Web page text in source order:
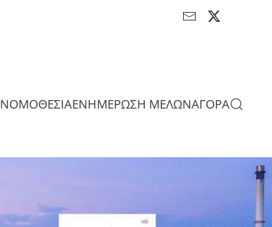
ΝΟΜΟΘΕΣΙΑΕΝΗΜΕΡΩΣΗ ΜΕΛΩΝΑΓΟΡΑ